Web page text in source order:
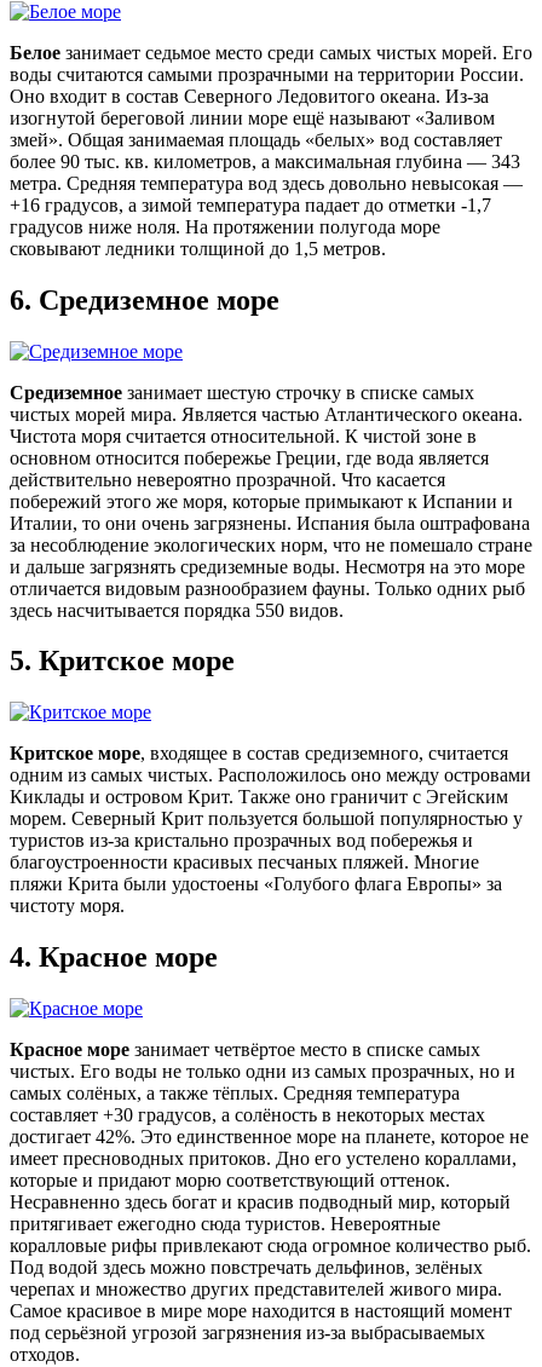
Белое занимает седьмое место среди самых чистых морей. Его
воды считаются самыми прозрачными на территории России.
Оно входит в состав Северного Ледовитого океана. Из-за
изогнутой береговой линии море ещё называют «Заливом
змей». Общая занимаемая площадь «белых» вод составляет
более 90 тыс. кв. километров, а максимальная глубина — 343
метра. Средняя температура вод здесь довольно невысокая —
+16 градусов, а зимой температура падает до отметки -1,7
градусов ниже ноля. На протяжении полугода море
сковывают ледники толщиной до 1,5 метров.
6. Средиземное море
Средиземное занимает шестую строчку в списке самых
чистых морей мира. Является частью Атлантического океана.
Чистота моря считается относительной. К чистой зоне в
основном относится побережье Греции, где вода является
действительно невероятно прозрачной. Что касается
побережий этого же моря, которые примыкают к Испании и
Италии, то они очень загрязнены. Испания была оштрафована
за несоблюдение экологических норм, что не помешало стране
и дальше загрязнять средиземные воды. Несмотря на это море
отличается видовым разнообразием фауны. Только одних рыб
здесь насчитывается порядка 550 видов.
5. Критское море
Критское море, входящее в состав средиземного, считается
одним из самых чистых. Расположилось оно между островами
Киклады и островом Крит. Также оно граничит с Эгейским
морем. Северный Крит пользуется большой популярностью у
туристов из-за кристально прозрачных вод побережья и
благоустроенности красивых песчаных пляжей. Многие
пляжи Крита были удостоены «Голубого флага Европы» за
чистоту моря.
4. Красное море
Красное море занимает четвёртое место в списке самых
чистых. Его воды не только одни из самых прозрачных, но и
самых солёных, а также тёплых. Средняя температура
составляет +30 градусов, а солёность в некоторых местах
достигает 42%. Это единственное море на планете, которое не
имеет пресноводных притоков. Дно его устелено кораллами,
которые и придают морю соответствующий оттенок.
Несравненно здесь богат и красив подводный мир, который
притягивает ежегодно сюда туристов. Невероятные
коралловые рифы привлекают сюда огромное количество рыб.
Под водой здесь можно повстречать дельфинов, зелёных
черепах и множество других представителей живого мира.
Самое красивое в мире море находится в настоящий момент
под серьёзной угрозой загрязнения из-за выбрасываемых
отходов.